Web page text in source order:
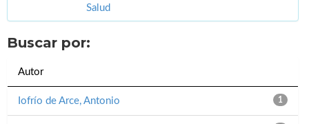
Salud
Buscar por:
Autor
1
Iofrío de Arce, Antonio